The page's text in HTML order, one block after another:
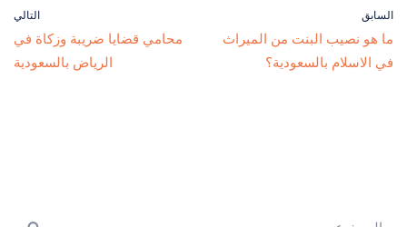
السابق
ما هو نصيب البنت من الميراث
في الاسلام بالسعودية؟
التالي
محامي قضايا ضريبة وزكاة في
الرياض بالسعودية